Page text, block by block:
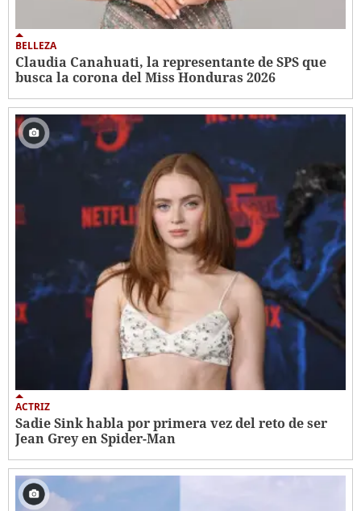
BELLEZA
Claudia Canahuati, la representante de SPS que
busca la corona del Miss Honduras 2026
ACTRIZ
Sadie Sink habla por primera vez del reto de ser
Jean Grey en Spider-Man